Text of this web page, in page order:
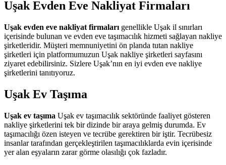
Uşak Evden Eve Nakliyat Firmaları
Uşak evden eve nakliyat firmaları genellikle Uşak il sınırları
içerisinde bulunan ve evden eve taşımacılık hizmeti sağlayan nakliye
şirketleridir. Müşteri memnuniyetini ön planda tutan nakliye
şirketleri için platformumuzun Uşak nakliye şirketleri sayfasını
ziyaret edebilirsiniz. Sizlere Uşak’nın en iyi evden eve nakliye
şirketlerini tanıtıyoruz.
Uşak Ev Taşıma
Uşak ev taşıma Uşak ev taşımacılık sektöründe faaliyet gösteren
nakliye şirketlerini tek bir dizinde bir araya gelmiş durumda. Ev
taşımacılığı özen isteyen ve tecrübe gerektiren bir iştir. Tecrübesiz
insanlar tarafından gerçekleştirilen taşımacılıklarda evin içerisinde
yer alan eşyaların zarar görme olasılığı çok fazladır.